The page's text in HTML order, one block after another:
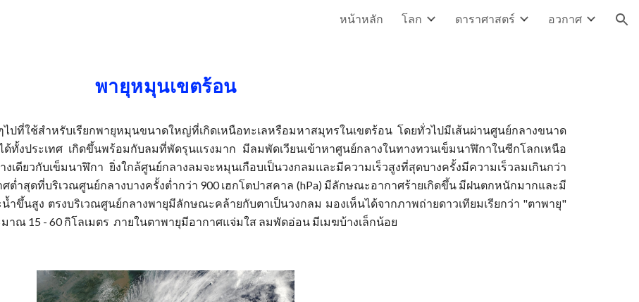
หน้าหลัก โลก ดาราศาสตร์ อวกาศ
พายุหมุนเขตร้อน
ไปที่ใช้สำหรับเรียกพายุหมุนขนาดใหญ่ที่เกิดเหนือทะเลหรือมหาสมุทรในเขตร้อน โดยทั่วไปมีเส้นผ่านศูนย์กลางขนาด
ทั้งประเทศ เกิดขึ้นพร้อมกับลมที่พัดรุนแรงมาก มีลมพัดเวียนเข้าหาศูนย์กลางในทางทวนเข็มนาฬิกาในซีกโลกเหนือ
เดียวกับเข็มนาฬิกา ยิ่งใกล้ศูนย์กลางลมจะหมุนเกือบเป็นวงกลมและมีความเร็วสูงที่สุดบางครั้งมีความเร็วลมเกินกว่า
ต่ำสุดที่บริเวณศูนย์กลางบางครั้งต่ำกว่า 900 เฮกโตปาสคาล (hPa) มีลักษณะอากาศร้ายเกิดขึ้น มีฝนตกหนักมากและมี
ขึ้นสูง ตรงบริเวณศูนย์กลางพายุมีลักษณะคล้ายกับตาเป็นวงกลม มองเห็นได้จากภาพถ่ายดาวเทียมเรียกว่า "ตาพายุ"
ณ 15 - 60 กิโลเมตร ภายในตาพายุมีอากาศแจ่มใส ลมพัดอ่อน มีเมฆบ้างเล็กน้อย